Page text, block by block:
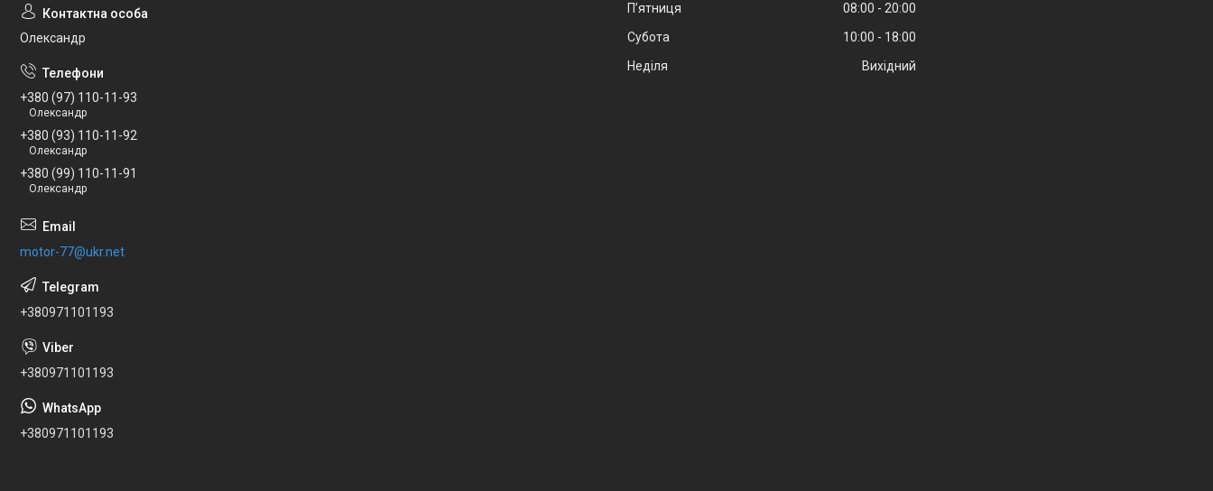
Олександр
+380 (97) 110-11-93
Олександр
+380 (93) 110-11-92
Олександр
+380 (99) 110-11-91
Олександр
motor-77@ukr.net
+380971101193
+380971101193
+380971101193
Пʼятниця
08:00
20:00
Субота
10:00
18:00
Неділя
Вихідний